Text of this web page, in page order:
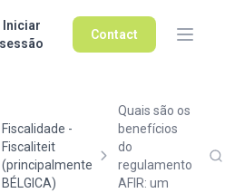
Iniciar
sessão
Contact
Fiscalidade -
Fiscaliteit
(principalmente
BÉLGICA)
Quais são os
benefícios
do
regulamento
AFIR: um